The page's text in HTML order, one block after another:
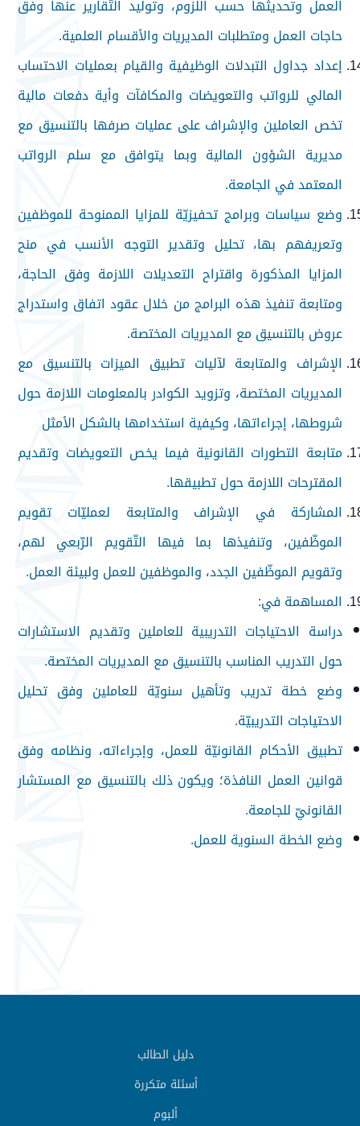
العمل وتحديثها حسب اللزوم، وتوليد التّقارير عنها وفق
حاجات العمل ومتطلبات المديريات والأقسام العلمية.
إعداد جداول التبدلات الوظيفية والقيام بعمليات الاحتساب
المالي للرواتب والتعويضات والمكافآت وأية دفعات مالية
تخص العاملين والإشراف على عمليات صرفها بالتنسيق مع
مديرية الشؤون المالية وبما يتوافق مع سلم الرواتب
المعتمد في الجامعة.
وضع سياسات وبرامج تحفيزيّة للمزايا الممنوحة للموظفين
وتعريفهم بها، تحليل وتقدير التوجه الأنسب في منح
المزايا المذكورة واقتراح التعديلات اللازمة وفق الحاجة،
ومتابعة تنفيذ هذه البرامج من خلال عقود اتفاق واستدراج
عروض بالتنسيق مع المديريات المختصة.
الإشراف والمتابعة لآليات تطبيق الميزات بالتنسيق مع
المديريات المختصة، وتزويد الكوادر بالمعلومات اللازمة حول
شروطها، إجراءاتها، وكيفية استخدامها بالشكل الأمثل
متابعة التطورات القانونية فيما يخص التعويضات وتقديم
المقترحات اللازمة حول تطبيقها.
المشاركة في الإشراف والمتابعة لعمليّات تقويم
الموظّفين، وتنفيذها بما فيها التّقويم الرّبعي لهم،
وتقويم الموظّفين الجدد، والموظفين للعمل ولبيئة العمل.
المساهمة في:
دراسة الاحتياجات التدريبية للعاملين وتقديم الاستشارات
حول التدريب المناسب بالتنسيق مع المديريات المختصة.
وضع خطة تدريب وتأهيل سنويّة للعاملين وفق تحليل
الاحتياجات التدريبيّة.
تطبيق الأحكام القانونيّة للعمل، وإجراءاته، ونظامه وفق
قوانين العمل النافذة؛ ويكون ذلك بالتنسيق مع المستشار
القانونيّ للجامعة.
وضع الخطة السنوية للعمل.
دليل الطالب
أسئلة متكررة
ألبوم